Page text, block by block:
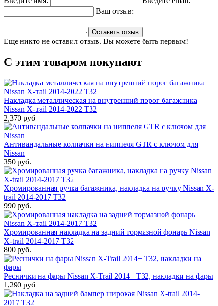
Ваш отзыв:
Оставить отзыв
Еще никто не оставил отзыв. Вы можете быть первым!
С этим товаром покупают
Накладка металлическая на внутренний порог багажника
Nissan X-trail 2014-2022 T32
2,370 руб.
Антивандальные колпачки на ниппеля GTR с ключом для
Nissan
350 руб.
Хромированная ручка багажника, накладка на ручку Nissan X-
trail 2014-2017 T32
990 руб.
Хромированная накладка на задний тормазной фонарь Nissan
X-trail 2014-2017 T32
800 руб.
Реснички на фары Nissan X-Trail 2014+ T32, накладки на фары
1,290 руб.